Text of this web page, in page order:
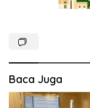
Baca Juga